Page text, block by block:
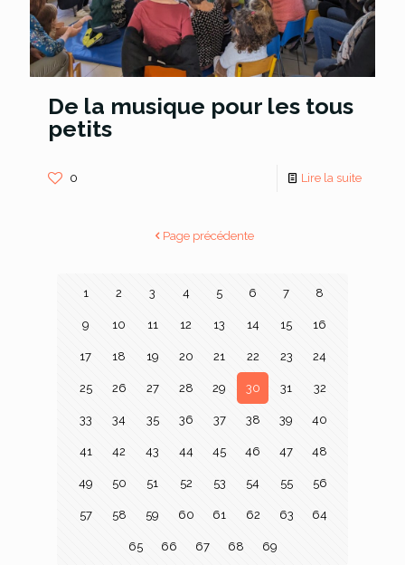
De la musique pour les tous
petits
0 Lire la suite
Page précédente
1 2 3 4 5 6 7 8
9 10 11 12 13 14 15 16
17 18 19 20 21 22 23 24
25 26 27 28 29 30 31 32
33 34 35 36 37 38 39 40
41 42 43 44 45 46 47 48
49 50 51 52 53 54 55 56
57 58 59 60 61 62 63 64
65 66 67 68 69